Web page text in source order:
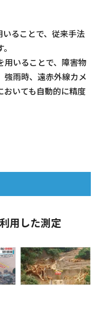
ることで、従来手法
用いることで、障害物
雨時、遠赤外線カメ
おいても自動的に精度
用した測定